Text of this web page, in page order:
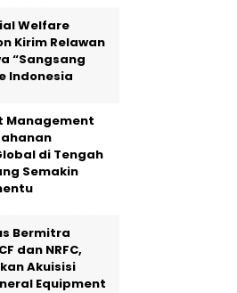
Welfare
Kirim Relawan
“Sangsang
Indonesia
Management
di Tengah
Semakin
Bermitra
dan NRFC,
Akuisisi
Equipment